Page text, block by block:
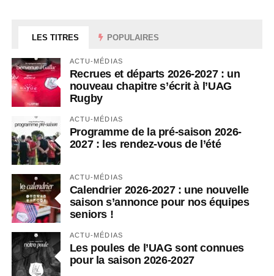
LES TITRES POPULAIRES
ACTU-MÉDIAS
Recrues et départs 2026-2027 : un
nouveau chapitre s’écrit à l’UAG
Rugby
ACTU-MÉDIAS
Programme de la pré-saison 2026-
2027 : les rendez-vous de l’été
ACTU-MÉDIAS
Calendrier 2026-2027 : une nouvelle
saison s’annonce pour nos équipes
seniors !
ACTU-MÉDIAS
Les poules de l’UAG sont connues
pour la saison 2026-2027